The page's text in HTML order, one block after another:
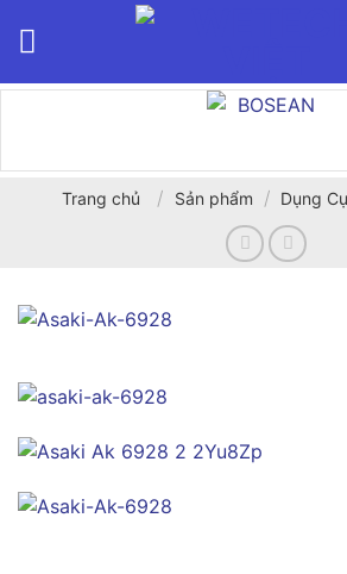
Trang chủ / Sản phẩm / Dụng